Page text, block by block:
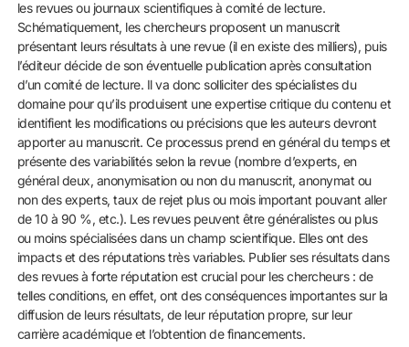
les revues ou journaux scientifiques à comité de lecture.
Schématiquement, les chercheurs proposent un manuscrit
présentant leurs résultats à une revue (il en existe des milliers), puis
l’éditeur décide de son éventuelle publication après consultation
d’un comité de lecture. Il va donc solliciter des spécialistes du
domaine pour qu’ils produisent une expertise critique du contenu et
identifient les modifications ou précisions que les auteurs devront
apporter au manuscrit. Ce processus prend en général du temps et
présente des variabilités selon la revue (nombre d’experts, en
général deux, anonymisation ou non du manuscrit, anonymat ou
non des experts, taux de rejet plus ou mois important pouvant aller
de 10 à 90 %, etc.). Les revues peuvent être généralistes ou plus
ou moins spécialisées dans un champ scientifique. Elles ont des
impacts et des réputations très variables. Publier ses résultats dans
des revues à forte réputation est crucial pour les chercheurs : de
telles conditions, en effet, ont des conséquences importantes sur la
diffusion de leurs résultats, de leur réputation propre, sur leur
carrière académique et l’obtention de financements.